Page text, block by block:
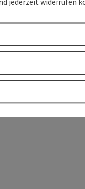
jederzeit widerrufen